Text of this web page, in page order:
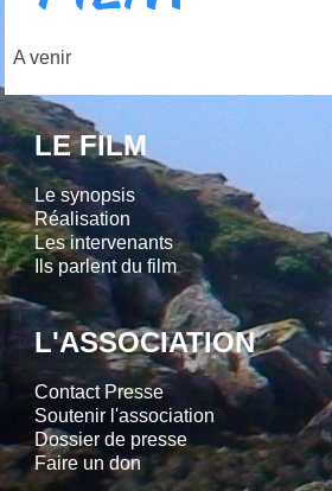
A venir
LE FILM
Le synopsis
Réalisation
Les intervenants
Ils parlent du film
L'ASSOCIATION
Contact Presse
Soutenir l'association
Dossier de presse
Faire un don